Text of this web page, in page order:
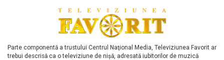
Parte componentă a trustului Centrul Naţional Media, Televiziunea Favorit ar
trebui descrisă ca o televiziune de nişă, adresată iubitorilor de muzică